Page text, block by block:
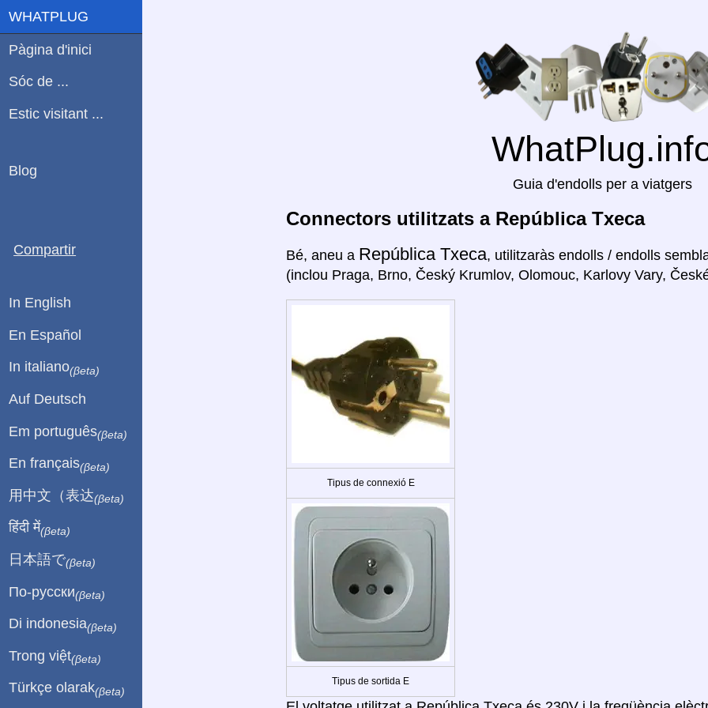
Guia d'endolls per a viatgers
Connectors utilitzats a República Txeca
Bé, aneu a República Txeca, utilitzaràs endolls / endolls
(inclou Praga, Brno, Český Krumlov, Olomouc, Karlovy Vary,
Tipus de connexió E
Tipus de sortida E
WHATPLUG
Pàgina d'inici
Sóc de ...
Estic visitant ...
Blog
Compartir
In English
En Español
In italiano(βeta)
Auf Deutsch
Em português(βeta)
En français(βeta)
用中文（表达(βeta)
हिंदी में(βeta)
日本語で(βeta)
По-русски(βeta)
Di indonesia(βeta)
Trong việt(βeta)
Türkçe olarak(βeta)